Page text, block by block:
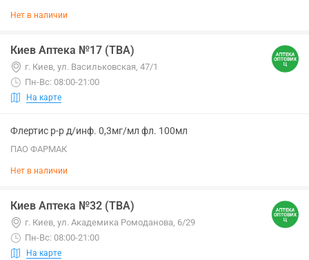
Нет в наличии
Киев Аптека №17 (ТВА)
г. Киев, ул. Васильковская, 47/1
Пн-Вс: 08:00-21:00
На карте
Флертис р-р д/инф. 0,3мг/мл фл. 100мл
ПАО ФАРМАК
Нет в наличии
Киев Аптека №32 (ТВА)
г. Киев, ул. Академика Ромоданова, 6/29
Пн-Вс: 08:00-21:00
На карте